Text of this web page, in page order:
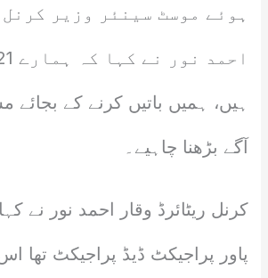
ہوئے موسٹ سینئر وزیر کرنل
ہیں، ہمیں باتیں کرنے کے
آگے بڑھنا چاہیے۔
کرنل ریٹائرڈ وقار احمد نور نے
پاور پراجیکٹ ڈیڈ پراجیکٹ تھا